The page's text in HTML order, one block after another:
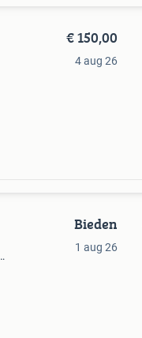
€ 150,00
4 aug 26
Bieden
1 aug 26